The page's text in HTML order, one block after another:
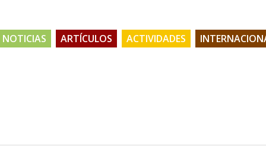
NOTICIAS ARTÍCULOS ACTIVIDADES